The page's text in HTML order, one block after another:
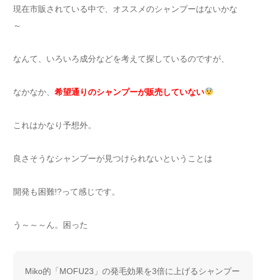
現在市販されている中で、オススメのシャンプーはないかな
～
なんて、いろいろ成分などを考えて探しているのですが、
なかなか、 希望通りのシャンプーが販売していない
これはかなり予想外。
良さそうなシャンプーが見つけられないということは
開発も困難!?って感じです。
う～～～ん。困った
Miko的「MOFU23」の発毛効果を3倍に上げるシャンプー